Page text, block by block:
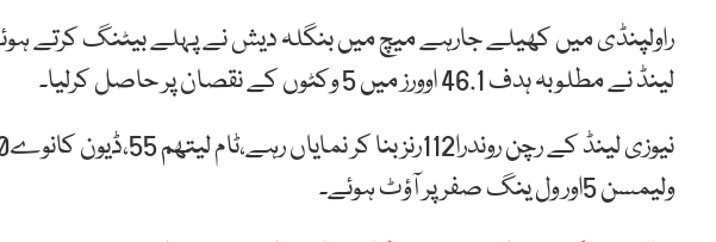
لینڈ نے مطلوبہ ہدف 46.1 اوورز میں 5 وکٹوں کے نقصان پر حاصل کرلیا۔
ولیمسن 5اور ول ینگ صفر پر آؤٹ ہوئے۔